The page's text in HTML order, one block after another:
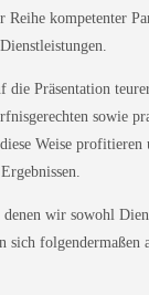
Reihe kompetenter
die Präsentation
sowie
Weise profitieren
denen wir sowohl
sich folgendermaßen